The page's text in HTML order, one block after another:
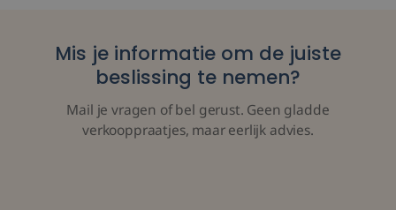
Mis je informatie om de juiste
beslissing te nemen?
Mail je vragen of bel gerust. Geen gladde
verkooppraatjes, maar eerlijk advies.